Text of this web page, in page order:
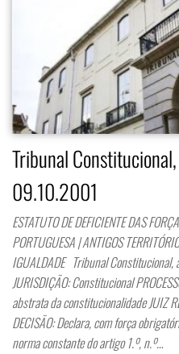
Tribunal
09.10.2001
ESTATUTO DE DEFICIENTE DAS
PORTUGUESA | ANTIGOS
IGUALDADE Tribunal
JURISDIÇÃO: Constitucional
abstrata da constitucionalidade JUIZ
DECISÃO: Declara, com força
norma constante do artigo 1.º, n.º…